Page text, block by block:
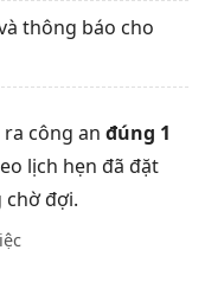
thông báo cho
công an đúng 1
lịch hẹn đã đặt
đợi.